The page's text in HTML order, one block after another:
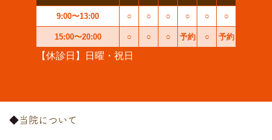
9:00〜13:00 ○ ○ ○ ○ ○ ○
15:00〜20:00 ○ ○ ○ 予約 ○ 予約
【休診日】日曜・祝日
当院について